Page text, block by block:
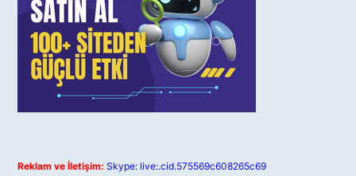
Reklam ve İletişim: Skype: live:.cid.575569c608265c69